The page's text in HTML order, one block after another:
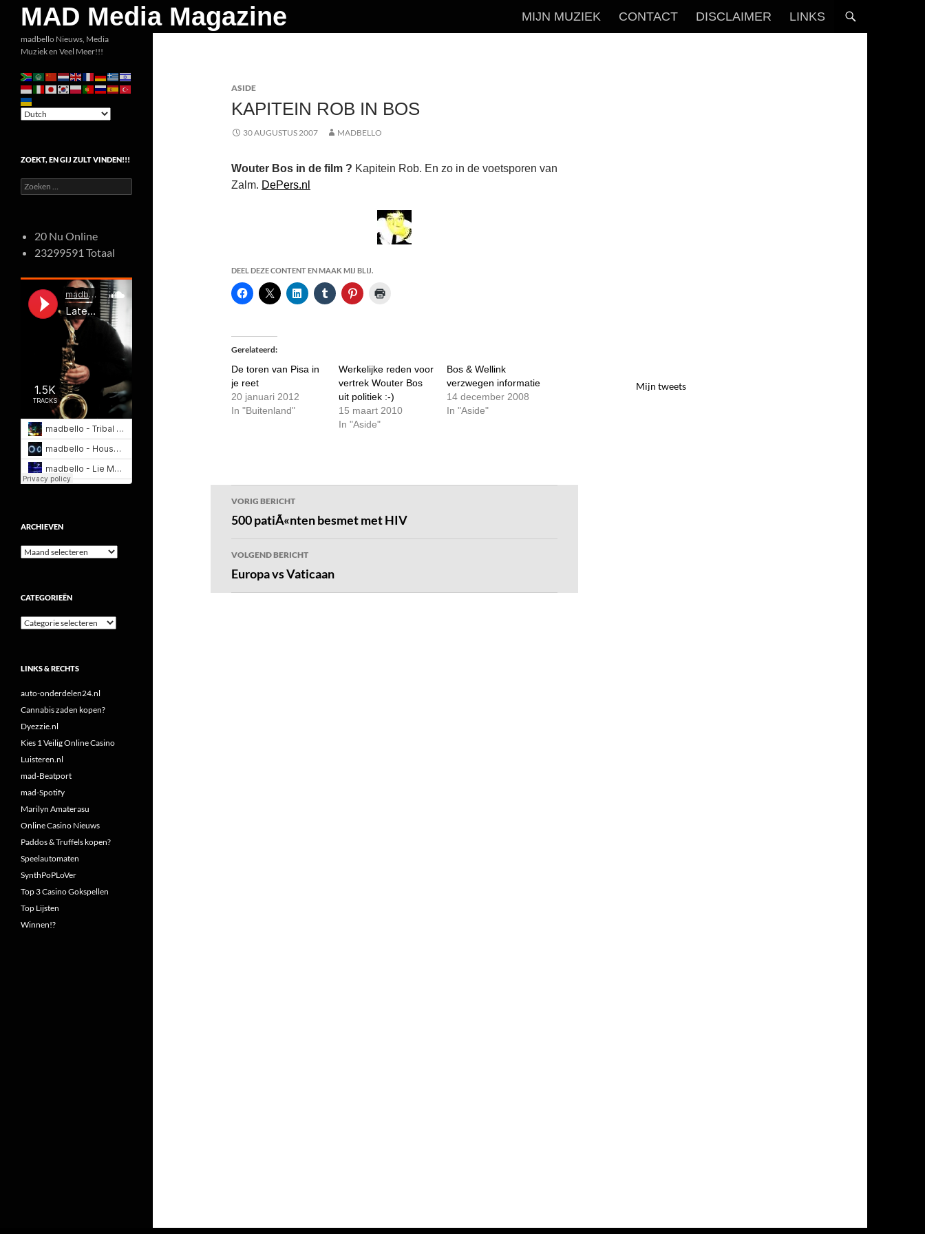
inhoud
MAD Media Magazine
Zoeken
MIJN MUZIEK CONTACT DISCLAIMER LINKS
ASIDE
KAPITEIN ROB IN BOS
30 AUGUSTUS 2007 MADBELLO
Wouter Bos in de film ? Kapitein Rob. En zo in de voetsporen van
Zalm. DePers.nl
DEEL DEZE CONTENT EN MAAK MIJ BLIJ.
Gerelateerd
De toren van Pisa in
je reet
20 januari 2012
In "Buitenland"
Werkelijke reden voor
vertrek Wouter Bos
uit politiek :-)
15 maart 2010
In "Aside"
Bos & Wellink
verzwegen informatie
14 december 2008
In "Aside"
Bericht
navigatie
VORIG BERICHT
500 patiÃ«nten besmet met HIV
VOLGEND BERICHT
Europa vs Vaticaan
Mijn tweets
madbello Nieuws, Media
Muziek en Veel Meer!!!
ZOEKT, EN GIJ ZULT VINDEN!!!
Zoeken
naar:
20 Nu Online
23299591 Totaal
ARCHIEVEN
Archieven
CATEGORIEËN
Categorieën
LINKS & RECHTS
auto-onderdelen24.nl
Cannabis zaden kopen?
Dyezzie.nl
Kies 1 Veilig Online Casino
Luisteren.nl
mad-Beatport
mad-Spotify
Marilyn Amaterasu
Online Casino Nieuws
Paddos & Truffels kopen?
Speelautomaten
SynthPoPLoVer
Top 3 Casino Gokspellen
Top Lijsten
Winnen!?